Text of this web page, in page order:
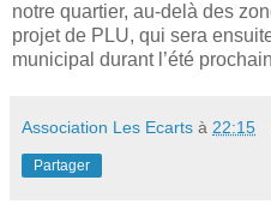
notre quartier, au-delà des
projet de PLU, qui sera
municipal durant l’été
Association Les Ecarts à 22:15
Partager